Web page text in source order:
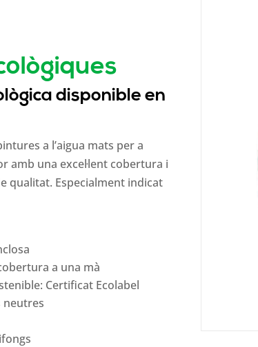
disponible en
a l’aigua mats per a
amb una excel·lent cobertura i
qualitat. Especialment indicat
a una mà
Certificat Ecolabel
neutres